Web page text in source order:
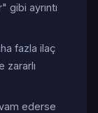
gibi ayrıntı
fazla ilaç
zararlı
ederse